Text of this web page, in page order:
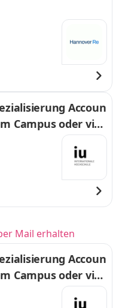
Accoun
Campus oder virt
Mail erhalten
Accoun
Campus oder virt